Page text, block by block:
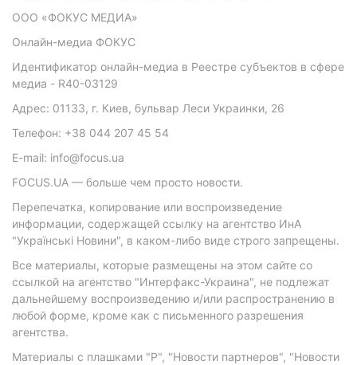
ООО «ФОКУС МЕДИА»
Онлайн-медиа ФОКУС
Идентификатор онлайн-медиа в Реестре субъектов в сфере
медиа - R40-03129
Адрес: 01133, г. Киев, бульвар Леси Украинки, 26
Телефон: +38 044 207 45 54
E-mail: info@focus.ua
FOCUS.UA — больше чем просто новости.
Перепечатка, копирование или воспроизведение
информации, содержащей ссылку на агентство ИнА
"Українські Новини", в каком-либо виде строго запрещены.
Все материалы, которые размещены на этом сайте со
ссылкой на агентство "Интерфакс-Украина", не подлежат
дальнейшему воспроизведению и/или распространению в
любой форме, кроме как с письменного разрешения
агентства.
Материалы с плашками "Р", "Новости партнеров", "Новости